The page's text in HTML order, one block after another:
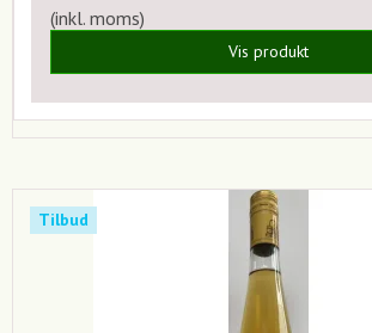
(inkl. moms)
Vis produkt
Tilbud